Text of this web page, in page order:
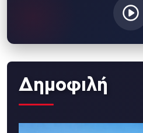
Δημοφιλή